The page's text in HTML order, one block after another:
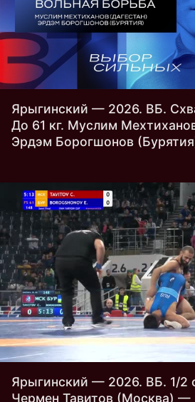
Ярыгинский — 2026. ВБ.
До 61 кг. Муслим
Эрдэм Борогшонов
Ярыгинский — 2026. ВБ. 1/2
Чермен Тавитов (Москва) —